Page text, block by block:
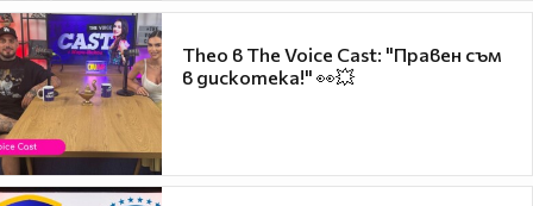
Theo в The Voice Cast: "Правен съм
в дискотека!" 👀💥